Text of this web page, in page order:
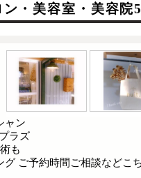
・美容室・美容院
ャン
ラズ
も
ご予約時間ご相談などこ